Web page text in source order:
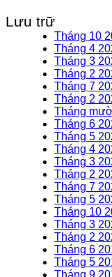
Lưu trữ
Tháng 10
Tháng 4
Tháng 3
Tháng 2
Tháng 7
Tháng 2
Tháng
Tháng 6
Tháng 5
Tháng 4
Tháng 3
Tháng 2
Tháng 7
Tháng 5
Tháng 10
Tháng 3
Tháng 2
Tháng 6
Tháng 5